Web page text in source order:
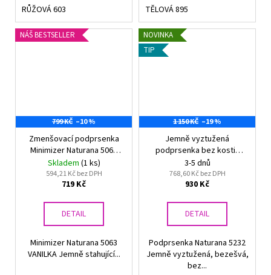
RŮŽOVÁ 603 TĚLOVÁ 895
NÁŠ BESTSELLER
799 KČ –10 %
Zmenšovací podprsenka
Minimizer Naturana 5063
VANILKA
Skladem (1 ks)
594,21 Kč bez DPH
719 Kč
DETAIL
Minimizer Naturana 5063
VANILKA Jemně stahující...
NOVINKA
TIP
1 150 KČ –19 %
Jemně vyztužená
podprsenka bez kostic
Naturana 5232
3-5 dnů
768,60 Kč bez DPH
930 Kč
DETAIL
Podprsenka Naturana 5232
Jemně vyztužená, bezešvá,
bez...